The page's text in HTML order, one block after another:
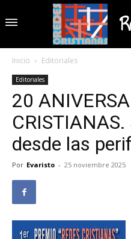
Inicio Editoriales
Editoriales
20
desde las
Por Evaristo - 25 noviembre 2025